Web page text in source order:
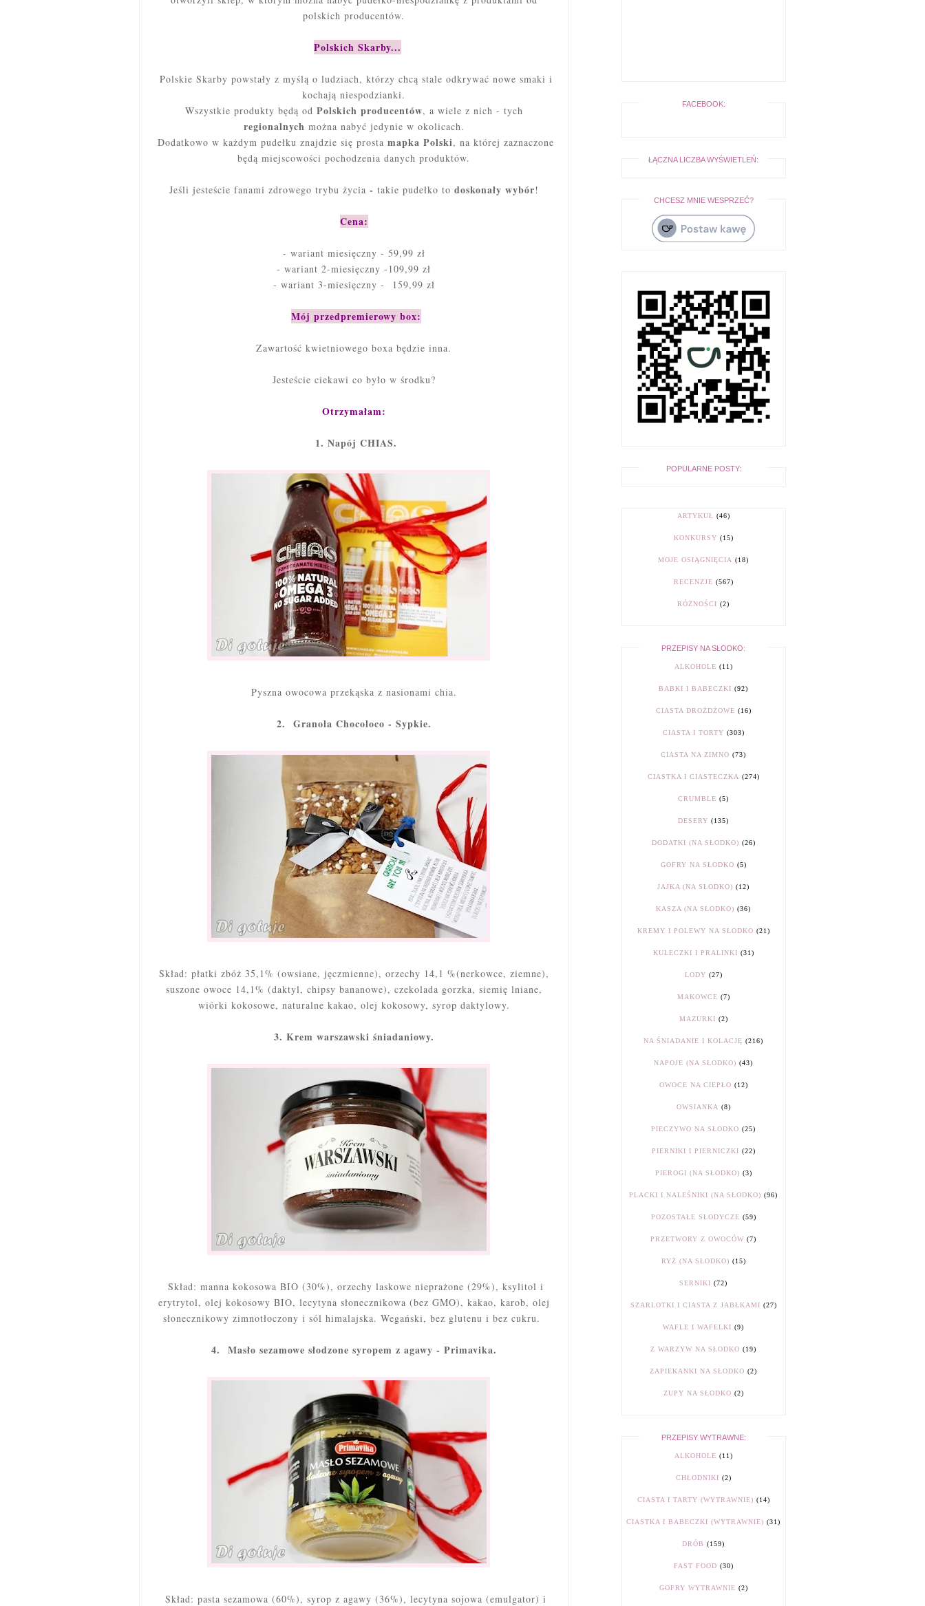
polskich producentów.
Polskich Skarby...
Polskie Skarby powstały z myślą o ludziach, którzy chcą stale odkrywać nowe smaki i
kochają niespodzianki.
Wszystkie produkty będą od Polskich producentów, a wiele z nich - tych
regionalnych można nabyć jedynie w okolicach.
Dodatkowo w każdym pudełku znajdzie się prosta mapka Polski, na której zaznaczone
będą miejscowości pochodzenia danych produktów.
Jeśli jesteście fanami zdrowego trybu życia - takie pudełko to doskonały wybór!
Cena:
- wariant miesięczny - 59,99 zł
- wariant 2-miesięczny -109,99 zł
- wariant 3-miesięczny - 159,99 zł
Mój przedpremierowy box:
Zawartość kwietniowego boxa będzie inna.
Jesteście ciekawi co było w środku?
Otrzymałam:
1. Napój CHIAS.
Pyszna owocowa przekąska z nasionami chia.
2. Granola Chocoloco - Sypkie.
Skład: płatki zbóż 35,1% (owsiane, jęczmienne), orzechy 14,1 %(nerkowce, ziemne),
suszone owoce 14,1% (daktyl, chipsy bananowe), czekolada gorzka, siemię lniane,
wiórki kokosowe, naturalne kakao, olej kokosowy, syrop daktylowy.
3. Krem warszawski śniadaniowy.
Skład: manna kokosowa BIO (30%), orzechy laskowe nieprażone (29%), ksylitol i
erytrytol, olej kokosowy BIO, lecytyna słonecznikowa (bez GMO), kakao, karob, olej
słonecznikowy zimnotłoczony i sól himalajska. Wegański, bez glutenu i bez cukru.
4. Masło sezamowe słodzone syropem z agawy - Primavika.
Skład: pasta sezamowa (60%), syrop z agawy (36%), lecytyna sojowa (emulgator) i
FACEBOOK:
ŁĄCZNA LICZBA WYŚWIETLEŃ:
CHCESZ MNIE WESPRZEĆ?
POPULARNE POSTY:
ARTYKUŁ (46)
KONKURSY (15)
MOJE OSIĄGNIĘCIA (18)
RECENZJE (567)
RÓŻNOŚCI (2)
PRZEPISY NA SŁODKO:
ALKOHOLE (11)
BABKI I BABECZKI (92)
CIASTA DROŻDŻOWE (16)
CIASTA I TORTY (303)
CIASTA NA ZIMNO (73)
CIASTKA I CIASTECZKA (274)
CRUMBLE (5)
DESERY (135)
DODATKI (NA SŁODKO) (26)
GOFRY NA SŁODKO (5)
JAJKA (NA SŁODKO) (12)
KASZA (NA SŁODKO) (36)
KREMY I POLEWY NA SŁODKO (21)
KULECZKI I PRALINKI (31)
LODY (27)
MAKOWCE (7)
MAZURKI (2)
NA ŚNIADANIE I KOLACJĘ (216)
NAPOJE (NA SŁODKO) (43)
OWOCE NA CIEPŁO (12)
OWSIANKA (8)
PIECZYWO NA SŁODKO (25)
PIERNIKI I PIERNICZKI (22)
PIEROGI (NA SŁODKO) (3)
PLACKI I NALEŚNIKI (NA SŁODKO) (96)
POZOSTAŁE SŁODYCZE (59)
PRZETWORY Z OWOCÓW (7)
RYŻ (NA SŁODKO) (15)
SERNIKI (72)
SZARLOTKI I CIASTA Z JABŁKAMI (27)
WAFLE I WAFELKI (9)
Z WARZYW NA SŁODKO (19)
ZAPIEKANKI NA SŁODKO (2)
ZUPY NA SŁODKO (2)
PRZEPISY WYTRAWNE:
ALKOHOLE (11)
CHŁODNIKI (2)
CIASTA I TARTY (WYTRAWNIE) (14)
CIASTKA I BABECZKI (WYTRAWNIE) (31)
DRÓB (159)
FAST FOOD (30)
GOFRY WYTRAWNIE (2)